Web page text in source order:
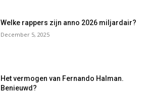
Welke rappers zijn anno 2026 miljardair?
December 5, 2025
Het vermogen van Fernando Halman.
Benieuwd?